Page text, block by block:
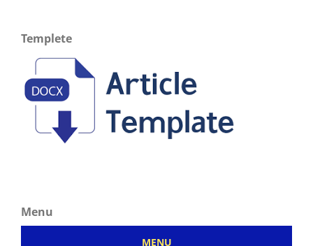
Templete
Menu
MENU